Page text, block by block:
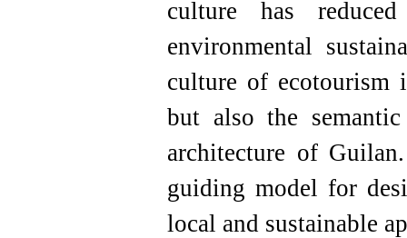
culture has
environmental
culture of ecotourism
but also the
architecture of Guilan.
guiding model for
local and sustainable